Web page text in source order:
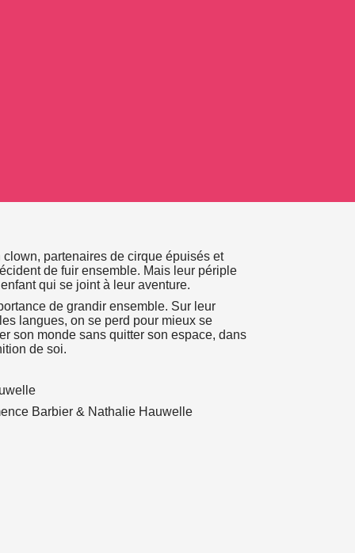
clown, partenaires de cirque épuisés et
de fuir ensemble. Mais leur périple
qui se joint à leur aventure.
de grandir ensemble. Sur leur
langues, on se perd pour mieux se
son monde sans quitter son espace, dans
de soi.
Barbier & Nathalie Hauwelle